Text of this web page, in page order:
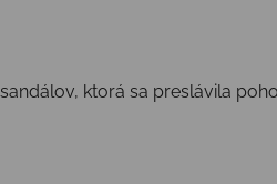
ktorá sa preslávila